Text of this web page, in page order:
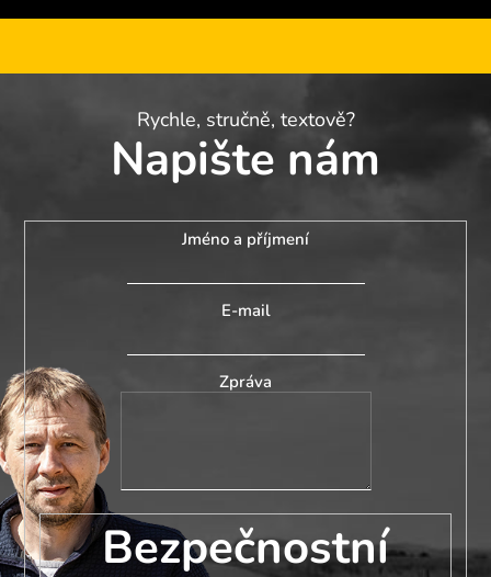
Rychle, stručně, textově?
Napište nám
Jméno a příjmení
E-mail
Zpráva
Bezpečnostní